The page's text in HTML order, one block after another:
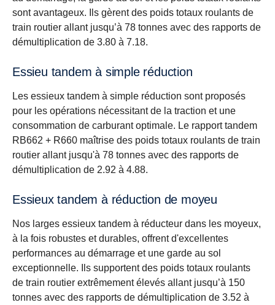
sont avantageux. Ils gèrent des poids totaux roulants de
train routier allant jusqu’à 78 tonnes avec des rapports de
démultiplication de 3.80 à 7.18.
Essieu tandem à simple réduction
Les essieux tandem à simple réduction sont proposés
pour les opérations nécessitant de la traction et une
consommation de carburant optimale. Le rapport tandem
RB662 + R660 maîtrise des poids totaux roulants de train
routier allant jusqu'à 78 tonnes avec des rapports de
démultiplication de 2.92 à 4.88.
Essieux tandem à réduction de moyeu
Nos larges essieux tandem à réducteur dans les moyeux,
à la fois robustes et durables, offrent d'excellentes
performances au démarrage et une garde au sol
exceptionnelle. Ils supportent des poids totaux roulants
de train routier extrêmement élevés allant jusqu’à 150
tonnes avec des rapports de démultiplication de 3.52 à